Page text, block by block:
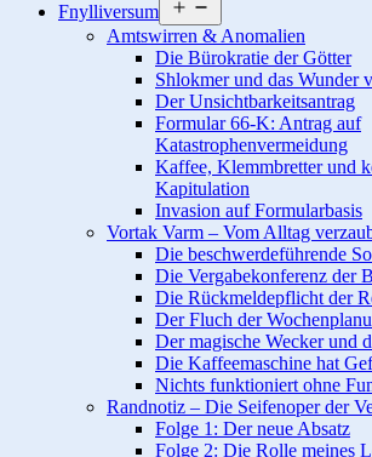
Fnylliversum
öffnen
Amtswirren & Anomalien
Die Bürokratie der Götter
Shlokmer und das Wunder
Der Unsichtbarkeitsantrag
Formular 66-K: Antrag auf
Katastrophenvermeidung
Kaffee, Klemmbretter und
Kapitulation
Invasion auf Formularbasis
Vortak Varm – Vom Alltag
Die beschwerdeführende
Die Vergabekonferenz der
Die Rückmeldepflicht der
Der Fluch der
Der magische Wecker und
Die Kaffeemaschine hat
Nichts funktioniert ohne
Randnotiz – Die Seifenoper der
Folge 1: Der neue Absatz
Folge 2: Die Rolle meines